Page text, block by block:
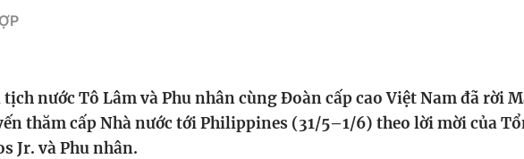
văn hóaThành phố không
ngủ
Phim truyền hình
Made By Vietnam
nước Tô Lâm và Phu nhân cùng Đoàn cấp cao Việt Nam đã rời
thăm cấp Nhà nước tới Philippines (31/5–1/6) theo lời mời của
Jr. và Phu nhân.